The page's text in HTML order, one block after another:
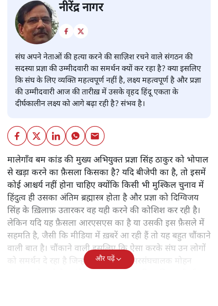
नीरेंद्र नागर
संघ अपने नेताओं की हत्या करने की साज़िश रचने वाले संगठन की
सदस्या प्रज्ञा की उम्मीदवारी का समर्थन क्यों कर रहा है? क्या इसलिए
कि संघ के लिए व्यक्ति महत्वपूर्ण नहीं है, लक्ष्य महत्वपूर्ण है और प्रज्ञा
की उम्मीदवारी आज की तारीख़ में उसके वृहद हिंदू एकता के
दीर्घकालीन लक्ष्य को आगे बढ़ा रही है? संभव है।
मालेगाँव बम कांड की मुख्य अभियुक्त प्रज्ञा सिंह ठाकुर को भोपाल
से खड़ा करने का फ़ैसला किसका है? यदि बीजेपी का है, तो इसमें
कोई आश्चर्य नहीं होना चाहिए क्योंकि किसी भी मुश्किल चुनाव में
हिंदुत्व ही उसका अंतिम ब्रह्मास्त्र होता है और प्रज्ञा को दिग्विजय
सिंह के ख़िलाफ़ उतारकर वह यही करने की कोशिश कर रही है।
लेकिन यदि यह फ़ैसला आरएसएस का है या उसकी इस फ़ैसले में
सहमति है, जैसी कि मीडिया में ख़बरें आ रही हैं तो यह बहुत चौंकाने
वाली बात है। चौंकाने वाली इसलिए कि ऐसा करके संघ उन लोगों
को समर्थन दे रहा है जिन्होंने कभी उसके सरसंघचालक मोहन
और पढ़ें